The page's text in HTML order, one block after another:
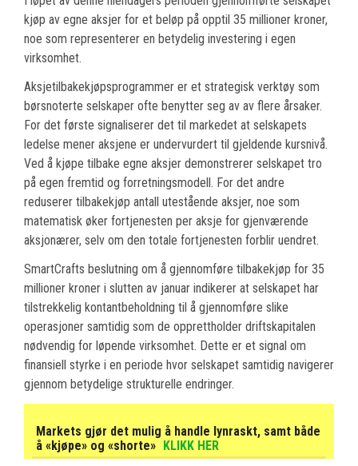
kjøp av egne aksjer for et beløp på opptil 35 millioner kroner,
noe som representerer en betydelig investering i egen
virksomhet.
Aksjetilbakekjøpsprogrammer er et strategisk verktøy som
børsnoterte selskaper ofte benytter seg av av flere årsaker.
For det første signaliserer det til markedet at selskapets
ledelse mener aksjene er undervurdert til gjeldende kursnivå.
Ved å kjøpe tilbake egne aksjer demonstrerer selskapet tro
på egen fremtid og forretningsmodell. For det andre
reduserer tilbakekjøp antall utestående aksjer, noe som
matematisk øker fortjenesten per aksje for gjenværende
aksjonærer, selv om den totale fortjenesten forblir uendret.
SmartCrafts beslutning om å gjennomføre tilbakekjøp for 35
millioner kroner i slutten av januar indikerer at selskapet har
tilstrekkelig kontantbeholdning til å gjennomføre slike
operasjoner samtidig som de opprettholder driftskapitalen
nødvendig for løpende virksomhet. Dette er et signal om
finansiell styrke i en periode hvor selskapet samtidig navigerer
gjennom betydelige strukturelle endringer.
Markets gjør det mulig å handle lynraskt, samt både
å «kjøpe» og «shorte»
KLIKK HER